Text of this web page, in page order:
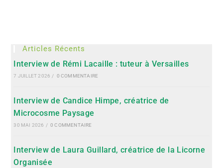
Articles Récents
Interview de Rémi Lacaille : tuteur à Versailles
7 JUILLET 2026 / 0 COMMENTAIRE
Interview de Candice Himpe, créatrice de
Microcosme Paysage
30 MAI 2026 / 0 COMMENTAIRE
Interview de Laura Guillard, créatrice de la Licorne
Organisée